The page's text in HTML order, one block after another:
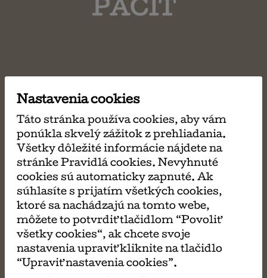
PÁČIŤ
Nastavenia cookies
Táto stránka používa cookies, aby vám
ponúkla skvelý zážitok z prehliadania.
Všetky dôležité informácie nájdete na
stránke Pravidlá cookies. Nevyhnuté
cookies sú automaticky zapnuté. Ak
súhlasíte s prijatím všetkých cookies,
ktoré sa nachádzajú na tomto webe,
môžete to potvrdiť tlačidlom “Povoliť
všetky cookies“, ak chcete svoje
nastavenia upraviť kliknite na tlačidlo
“Upraviť nastavenia cookies”.